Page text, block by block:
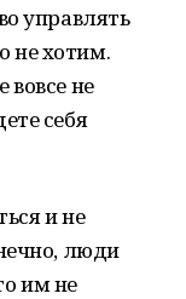
управлять
не хотим.
вовсе не
себя
и не
люди
им не